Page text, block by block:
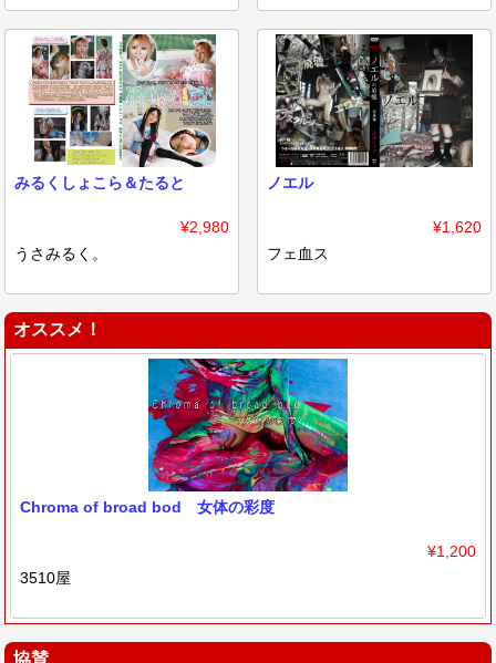
みるくしょこら＆たると
¥2,980
うさみるく。
ノエル
¥1,620
フェ血ス
オススメ！
Chroma of broad bod 女体の彩度
¥1,200
3510屋
協賛